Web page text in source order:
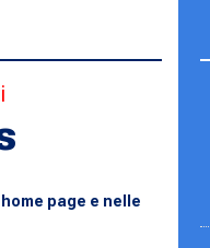
page e nelle